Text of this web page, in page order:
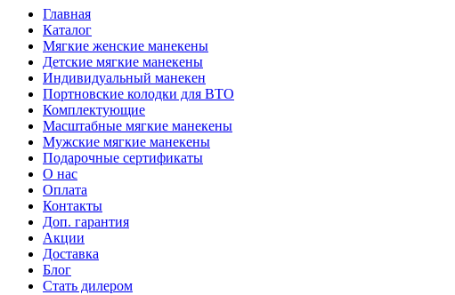
Главная
Каталог
Мягкие женские манекены
Детские мягкие манекены
Индивидуальный манекен
Портновские колодки для ВТО
Комплектующие
Масштабные мягкие манекены
Мужские мягкие манекены
Подарочные сертификаты
О нас
Оплата
Контакты
Доп. гарантия
Акции
Доставка
Блог
Стать дилером